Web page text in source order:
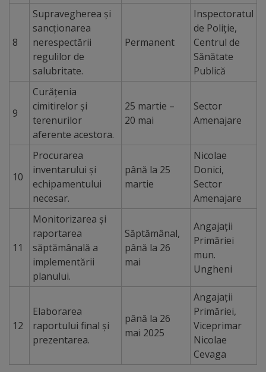
Decizii
Dispoziții
Regulamente
Rapoarte
Consultări
publice
Achiziții
publice
Rezultate/Atribuiri
Planuri/
Licitații
8
Supravegherea și
sancționarea
nerespectării
regulilor de
salubritate.
Permanent
Inspectoratul
de Poliție,
Centrul de
Sănătate
Publică
9
Curățenia
cimitirelor și
terenurilor
aferente acestora.
25 martie –
20 mai
Sector
Amenajare
10
Procurarea
inventarului și
echipamentului
necesar.
până la 25
martie
Nicolae
Donici,
Sector
Amenajare
11
Monitorizarea și
raportarea
săptămânală a
implementării
planului.
Săptămânal,
până la 26
mai
Angajații
Primăriei
mun.
Ungheni
12
Elaborarea
raportului final și
prezentarea.
până la 26
mai 2025
Angajații
Primăriei,
Viceprimar
Nicolae
Cevaga